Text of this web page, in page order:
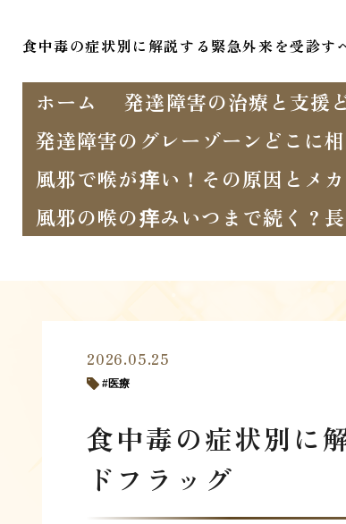
食中毒の症状別に解説する緊急外来を受診す
ホーム 発達障害の治療と支援
発達障害のグレーゾーンどこに
風邪で喉が痒い！その原因とメ
風邪の喉の痒みいつまで続く？
2026.05.25
医療
食中毒の症状別に
ドフラッグ